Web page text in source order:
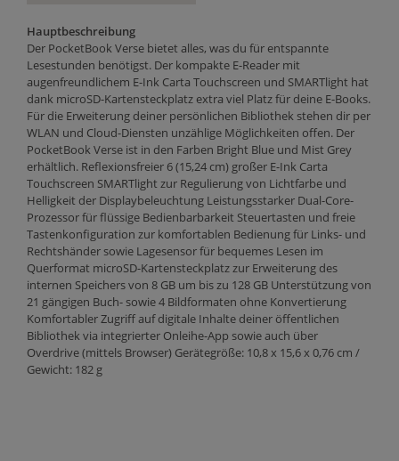
Hauptbeschreibung
Der PocketBook Verse bietet alles, was du für entspannte
Lesestunden benötigst. Der kompakte E-Reader mit
augenfreundlichem E-Ink Carta Touchscreen und SMARTlight hat
dank microSD-Kartensteckplatz extra viel Platz für deine E-Books.
Für die Erweiterung deiner persönlichen Bibliothek stehen dir per
WLAN und Cloud-Diensten unzählige Möglichkeiten offen. Der
PocketBook Verse ist in den Farben Bright Blue und Mist Grey
erhältlich. Reflexionsfreier 6 (15,24 cm) großer E-Ink Carta
Touchscreen SMARTlight zur Regulierung von Lichtfarbe und
Helligkeit der Displaybeleuchtung Leistungsstarker Dual-Core-
Prozessor für flüssige Bedienbarbarkeit Steuertasten und freie
Tastenkonfiguration zur komfortablen Bedienung für Links- und
Rechtshänder sowie Lagesensor für bequemes Lesen im
Querformat microSD-Kartensteckplatz zur Erweiterung des
internen Speichers von 8 GB um bis zu 128 GB Unterstützung von
21 gängigen Buch- sowie 4 Bildformaten ohne Konvertierung
Komfortabler Zugriff auf digitale Inhalte deiner öffentlichen
Bibliothek via integrierter Onleihe-App sowie auch über
Overdrive (mittels Browser) Gerätegröße: 10,8 x 15,6 x 0,76 cm /
Gewicht: 182 g